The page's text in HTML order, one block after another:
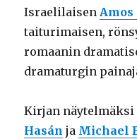
IsraelilaisenAmos
taiturimaisen,
romaanin
dramaturgin
Kirjan
Hasán ja Michael